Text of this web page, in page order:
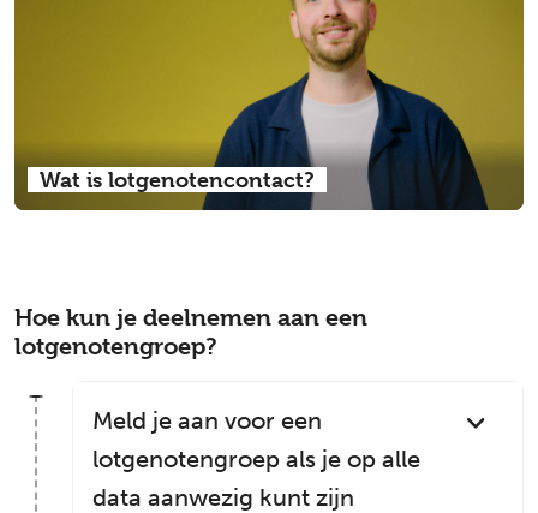
Wat is lotgenotencontact?
Hoe kun je deelnemen aan een
lotgenotengroep?
Meld je aan voor een
lotgenotengroep als je op alle
data aanwezig kunt zijn